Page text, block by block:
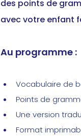
des points de
avec votre enfant
Au programme :
Vocabulaire de
Points de
Une version
Format